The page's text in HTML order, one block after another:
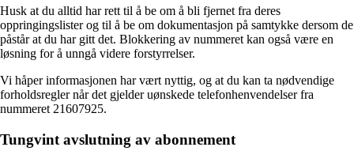
Husk at du alltid har rett til å be om å bli fjernet fra deres
oppringingslister og til å be om dokumentasjon på samtykke dersom de
påstår at du har gitt det. Blokkering av nummeret kan også være en
løsning for å unngå videre forstyrrelser.
Vi håper informasjonen har vært nyttig, og at du kan ta nødvendige
forholdsregler når det gjelder uønskede telefonhenvendelser fra
nummeret 21607925.
Tungvint avslutning av abonnement